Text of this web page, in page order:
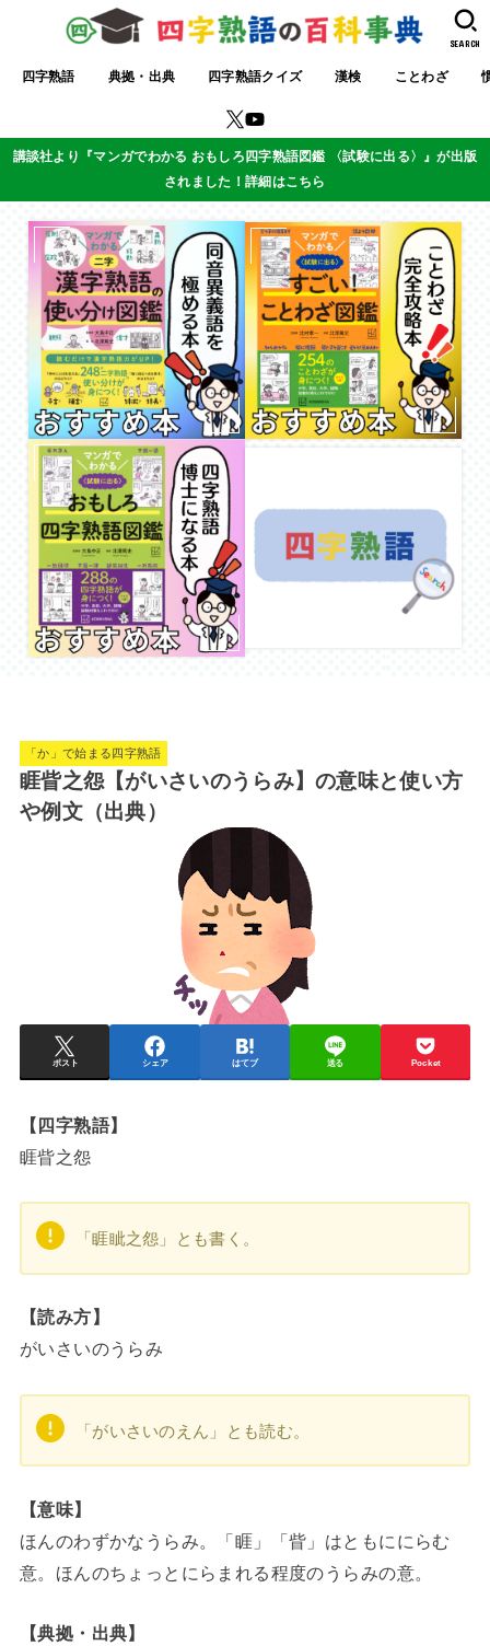
四字熟語 典拠・出典 四字熟語クイズ 漢検 ことわざ
SEARCH
講談社より『マンガでわかる おもしろ四字熟語図鑑 〈試験に出る〉』が出版
されました！詳細はこちら
「か」で始まる四字熟語
睚眥之怨【がいさいのうらみ】の意味と使い方
や例文（出典）
ポスト シェア はてブ 送る Pocket
【四字熟語】
睚眥之怨
「睚眦之怨」とも書く。
【読み方】
がいさいのうらみ
「がいさいのえん」とも読む。
【意味】
ほんのわずかなうらみ。「睚」「眥」はともににらむ
意。ほんのちょっとにらまれる程度のうらみの意。
【典拠・出典】